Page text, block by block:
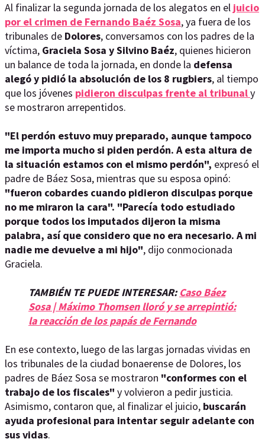
Al finalizar la segunda jornada de los alegatos en el juicio
por el crimen de Fernando Baéz Sosa, ya fuera de los
tribunales de Dolores, conversamos con los padres de la
víctima, Graciela Sosa y Silvino Baéz, quienes hicieron
un balance de toda la jornada, en donde la defensa
alegó y pidió la absolución de los 8 rugbiers, al tiempo
que los jóvenes pidieron disculpas frente al tribunaly
se mostraron arrepentidos.
"El perdón estuvo muy preparado, aunque tampoco
me importa mucho si piden perdón. A esta altura de
la situación estamos con el mismo perdón", expresó el
padre de Báez Sosa, mientras que su esposa opinó:
"fueron cobardes cuando pidieron disculpas porque
no me miraron la cara". "Parecía todo estudiado
porque todos los imputados dijeron la misma
palabra, así que considero que no era necesario. A mi
nadie me devuelve a mi hijo", dijo conmocionada
Graciela.
TAMBIÉN TE PUEDE INTERESAR:Caso Báez
Sosa | Máximo Thomsen lloró y se arrepintió:
la reacción de los papás de Fernando
En ese contexto, luego de las largas jornadas vividas en
los tribunales de la ciudad bonaerense de Dolores, los
padres de Báez Sosa se mostraron "conformes con el
trabajo de los fiscales" y volvieron a pedir justicia.
Asimismo, contaron que, al finalizar el juicio, buscarán
ayuda profesional para intentar seguir adelante con
sus vidas.